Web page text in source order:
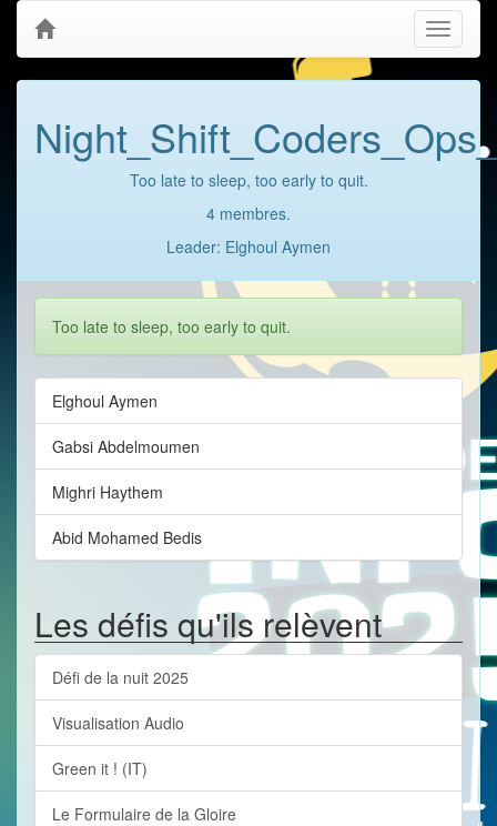
Toggle
Too late to sleep, too early to quit.
4 membres.
Leader: Elghoul Aymen
Too late to sleep, too early to quit.
Elghoul Aymen
Gabsi Abdelmoumen
Mighri Haythem
Abid Mohamed Bedis
Les défis qu'ils relèvent
Défi de la nuit 2025
Visualisation Audio
Green it ! (IT)
Le Formulaire de la Gloire